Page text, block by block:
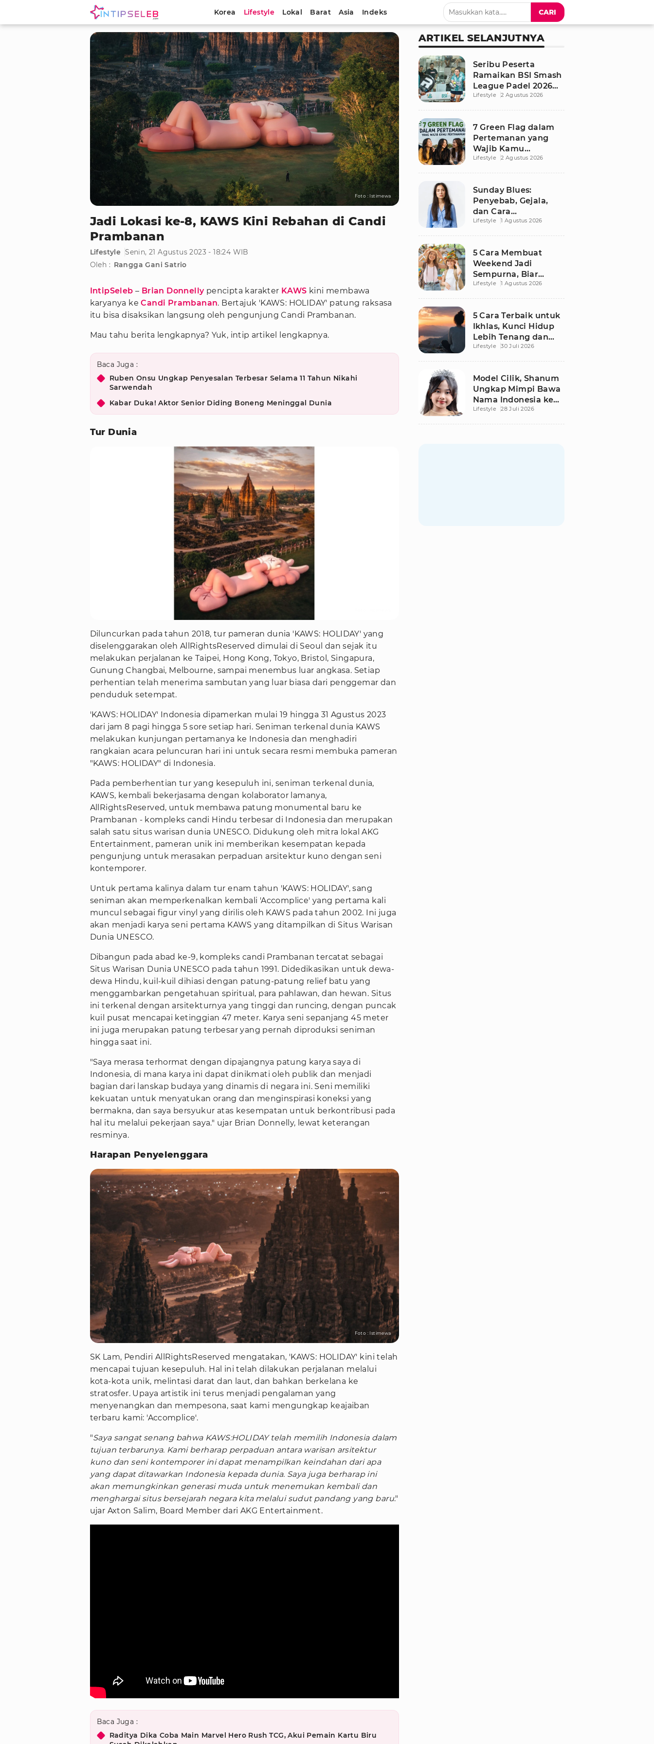
Korea Lifestyle Lokal Barat Asia Indeks CARI
Foto : Istimewa
Jadi Lokasi ke-8, KAWS Kini Rebahan di Candi
Prambanan
Lifestyle Senin, 21 Agustus 2023 - 18:24 WIB
Oleh : Rangga Gani Satrio
IntipSeleb – Brian Donnellypencipta karakter KAWS kini membawa
karyanya keCandi Prambanan. Bertajuk 'KAWS: HOLIDAY' patung raksasa
itu bisa disaksikan langsung oleh pengunjung Candi Prambanan.
Mau tahu berita lengkapnya? Yuk, intip artikel lengkapnya.
Baca Juga :
Ruben Onsu Ungkap Penyesalan Terbesar Selama 11 Tahun Nikahi
Sarwendah
Kabar Duka! Aktor Senior Diding Boneng Meninggal Dunia
Tur Dunia
Diluncurkan pada tahun 2018, tur pameran dunia 'KAWS: HOLIDAY' yang
diselenggarakan oleh AllRightsReserved dimulai di Seoul dan sejak itu
melakukan perjalanan ke Taipei, Hong Kong, Tokyo, Bristol, Singapura,
Gunung Changbai, Melbourne, sampai menembus luar angkasa. Setiap
perhentian telah menerima sambutan yang luar biasa dari penggemar dan
penduduk setempat.
'KAWS: HOLIDAY' Indonesia dipamerkan mulai 19 hingga 31 Agustus 2023
dari jam 8 pagi hingga 5 sore setiap hari. Seniman terkenal dunia KAWS
melakukan kunjungan pertamanya ke Indonesia dan menghadiri
rangkaian acara peluncuran hari ini untuk secara resmi membuka pameran
"KAWS: HOLIDAY" di Indonesia.
Pada pemberhentian tur yang kesepuluh ini, seniman terkenal dunia,
KAWS, kembali bekerjasama dengan kolaborator lamanya,
AllRightsReserved, untuk membawa patung monumental baru ke
Prambanan - kompleks candi Hindu terbesar di Indonesia dan merupakan
salah satu situs warisan dunia UNESCO. Didukung oleh mitra lokal AKG
Entertainment, pameran unik ini memberikan kesempatan kepada
pengunjung untuk merasakan perpaduan arsitektur kuno dengan seni
kontemporer.
Untuk pertama kalinya dalam tur enam tahun 'KAWS: HOLIDAY', sang
seniman akan memperkenalkan kembali 'Accomplice' yang pertama kali
muncul sebagai figur vinyl yang dirilis oleh KAWS pada tahun 2002. Ini juga
akan menjadi karya seni pertama KAWS yang ditampilkan di Situs Warisan
Dunia UNESCO.
Dibangun pada abad ke-9, kompleks candi Prambanan tercatat sebagai
Situs Warisan Dunia UNESCO pada tahun 1991. Didedikasikan untuk dewa-
dewa Hindu, kuil-kuil dihiasi dengan patung-patung relief batu yang
menggambarkan pengetahuan spiritual, para pahlawan, dan hewan. Situs
ini terkenal dengan arsitekturnya yang tinggi dan runcing, dengan puncak
kuil pusat mencapai ketinggian 47 meter. Karya seni sepanjang 45 meter
ini juga merupakan patung terbesar yang pernah diproduksi seniman
hingga saat ini.
"Saya merasa terhormat dengan dipajangnya patung karya saya di
Indonesia, di mana karya ini dapat dinikmati oleh publik dan menjadi
bagian dari lanskap budaya yang dinamis di negara ini. Seni memiliki
kekuatan untuk menyatukan orang dan menginspirasi koneksi yang
bermakna, dan saya bersyukur atas kesempatan untuk berkontribusi pada
hal itu melalui pekerjaan saya." ujar Brian Donnelly, lewat keterangan
resminya.
Harapan Penyelenggara
Foto : Istimewa
SK Lam, Pendiri AllRightsReserved mengatakan, 'KAWS: HOLIDAY' kini telah
mencapai tujuan kesepuluh. Hal ini telah dilakukan perjalanan melalui
kota-kota unik, melintasi darat dan laut, dan bahkan berkelana ke
stratosfer. Upaya artistik ini terus menjadi pengalaman yang
menyenangkan dan mempesona, saat kami mengungkap keajaiban
terbaru kami: 'Accomplice'.
"Saya sangat senang bahwa KAWS:HOLIDAY telah memilih Indonesia dalam
tujuan terbarunya. Kami berharap perpaduan antara warisan arsitektur
kuno dan seni kontemporer ini dapat menampilkan keindahan dari apa
yang dapat ditawarkan Indonesia kepada dunia. Saya juga berharap ini
akan memungkinkan generasi muda untuk menemukan kembali dan
menghargai situs bersejarah negara kita melalui sudut pandang yang baru."
ujar Axton Salim, Board Member dari AKG Entertainment.
Baca Juga :
Raditya Dika Coba Main Marvel Hero Rush TCG, Akui Pemain Kartu Biru
ARTIKEL SELANJUTNYA
Seribu Peserta
Ramaikan BSI Smash
League Padel 2026
Besutan RANS
Lifestyle 2 Agustus 2026
7 Green Flag dalam
Pertemanan yang
Wajib Kamu
Pertahankan, Bikin
Lifestyle 2 Agustus 2026
Sunday Blues:
Penyebab, Gejala,
dan Cara
Mengatasinya agar
Lifestyle 1 Agustus 2026
5 Cara Membuat
Weekend Jadi
Sempurna, Biar
Pikiran Fresh dan
Lifestyle 1 Agustus 2026
5 Cara Terbaik untuk
Ikhlas, Kunci Hidup
Lebih Tenang dan
Bahagia
Lifestyle 30 Juli 2026
Model Cilik, Shanum
Ungkap Mimpi Bawa
Nama Indonesia ke
Panggung Dunia
Lifestyle 28 Juli 2026